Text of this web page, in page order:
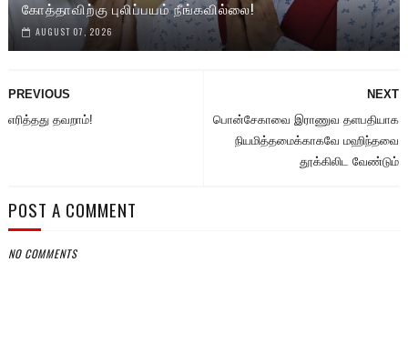
கோத்தாவிற்கு புலிப்பயம் நீங்கவில்லை!
AUGUST 07, 2026
NEXT
பொன்சேகாவை இராணுவ தளபதியாக
நியமித்தமைக்காகவே மஹிந்தவை
தூக்கிலிட வேண்டும்
PREVIOUS
எரித்தது தவறாம்!
POST A COMMENT
NO COMMENTS